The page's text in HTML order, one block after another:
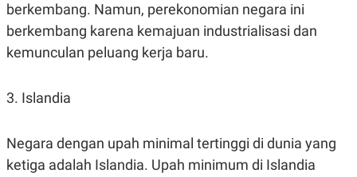
berkembang. Namun, perekonomian negara ini
berkembang karena kemajuan industrialisasi dan
kemunculan peluang kerja baru.
3. Islandia
Negara dengan upah minimal tertinggi di dunia yang
ketiga adalah Islandia. Upah minimum di Islandia